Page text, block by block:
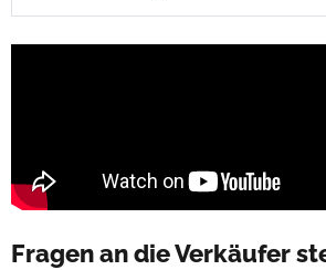
Fragen an die Verkäufer